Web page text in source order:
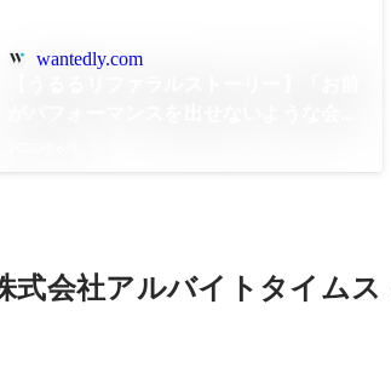
wantedly.com
式会社アルバイトタイムス